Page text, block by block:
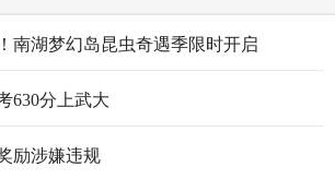
南湖梦幻岛昆虫奇遇季限时开启
630分上武大
励涉嫌违规